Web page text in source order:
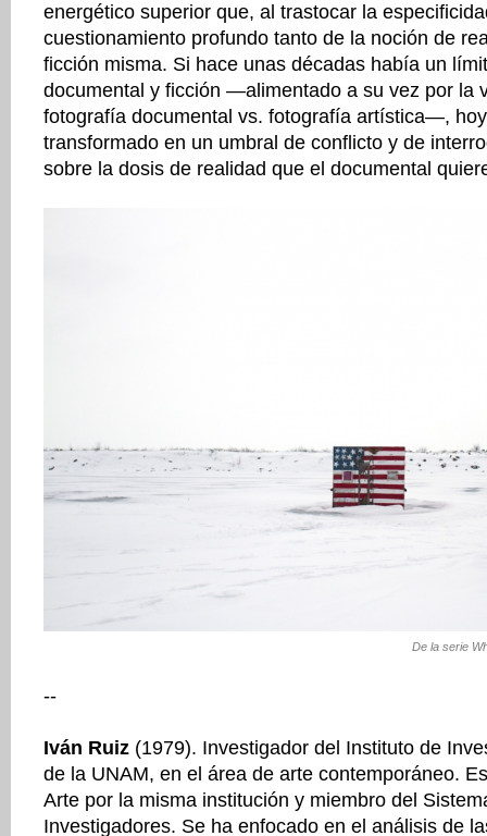
energético superior que, al trastocar la
cuestionamiento profundo tanto de la noción de
ficción misma. Si hace unas décadas había un
documental y ficción —alimentado a su vez por la
fotografía documental vs. fotografía artística—,
transformado en un umbral de conflicto y de
sobre la dosis de realidad que el documental
De la serie
--
Iván Ruiz (1979). Investigador del Instituto de
de la UNAM, en el área de arte contemporáneo.
Arte por la misma institución y miembro del
Investigadores. Se ha enfocado en el análisis de